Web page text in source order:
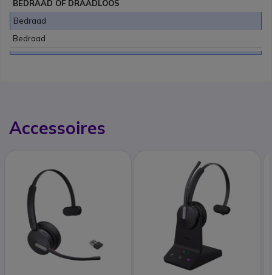
BEDRAAD OF DRAADLOOS
Bedraad
Bedraad
Accessoires